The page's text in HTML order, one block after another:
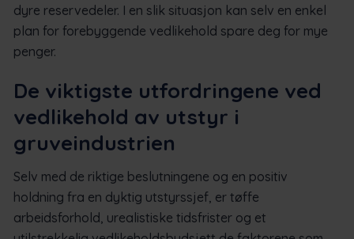
dyre reservedeler. I en slik situasjon kan selv en enkel
plan for forebyggende vedlikehold spare deg for mye
penger.
De viktigste utfordringene ved
vedlikehold av utstyr i
gruveindustrien
Selv med de riktige beslutningene og en positiv
holdning fra en dyktig utstyrssjef, er tøffe
arbeidsforhold, urealistiske tidsfrister og et